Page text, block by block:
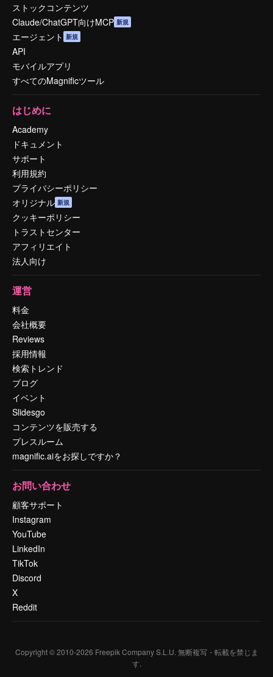
ストックコンテンツ
Claude/ChatGPT向けMCP 新規
エージェント 新規
API
モバイルアプリ
すべてのMagnificツール
はじめに
Academy
ドキュメント
サポート
利用規約
プライバシーポリシー
オリジナル 新規
クッキーポリシー
トラストセンター
アフィリエイト
法人向け
運営
料金
会社概要
Reviews
採用情報
検索トレンド
ブログ
イベント
Slidesgo
コンテンツを販売する
プレスルーム
magnific.aiをお探しですか？
お問い合わせ
顧客サポート
Instagram
YouTube
LinkedIn
TikTok
Discord
X
Reddit
Copyright © 2010-2026 Freepik Company S.L.U. 無断複写・転載を禁じま
す.